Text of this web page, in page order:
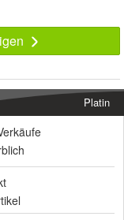
Platin